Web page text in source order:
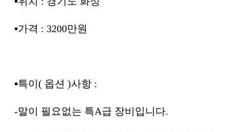
▪︎가격 : 3200만원
▪︎특이( 옵션 )사항 :
-말이 필요없는 특A급 장비입니다.